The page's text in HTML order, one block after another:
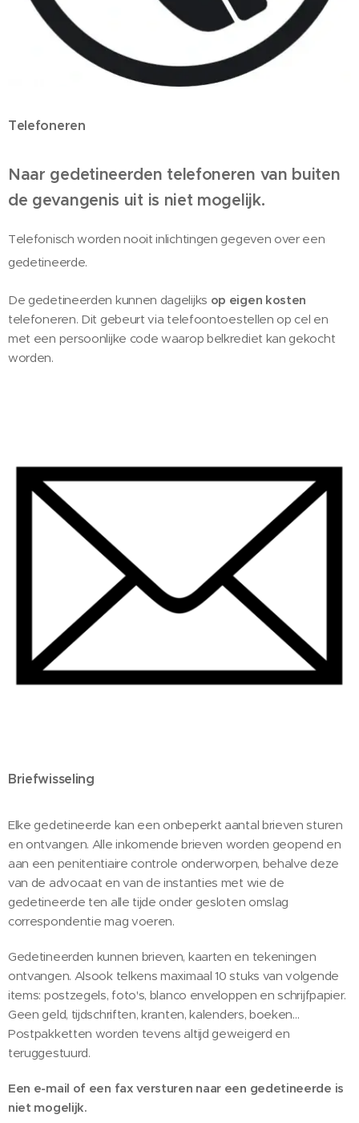
Telefoneren
Naar gedetineerden telefoneren van buiten
de gevangenis uit is niet mogelijk.
Telefonisch worden nooit inlichtingen gegeven over een
gedetineerde.
De gedetineerden kunnen dagelijks op eigen kosten
telefoneren. Dit gebeurt via telefoontoestellen op cel en
met een persoonlijke code waarop belkrediet kan gekocht
worden.
Briefwisseling
Elke gedetineerde kan een onbeperkt aantal brieven sturen
en ontvangen. Alle inkomende brieven worden geopend en
aan een penitentiaire controle onderworpen, behalve deze
van de advocaat en van de instanties met wie de
gedetineerde ten alle tijde onder gesloten omslag
correspondentie mag voeren.
Gedetineerden kunnen brieven, kaarten en tekeningen
ontvangen. Alsook telkens maximaal 10 stuks van volgende
items: postzegels, foto's, blanco enveloppen en schrijfpapier.
Geen geld, tijdschriften, kranten, kalenders, boeken...
Postpakketten worden tevens altijd geweigerd en
teruggestuurd.
Een e-mail of een fax versturen naar een gedetineerde is
niet mogelijk.